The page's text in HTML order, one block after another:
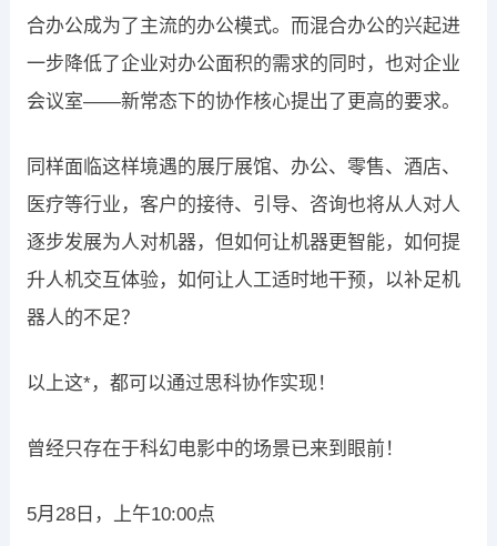
合办公成为了主流的办公模式。而混合办公的兴起进
一步降低了企业对办公面积的需求的同时，也对企业
会议室——新常态下的协作核心提出了更高的要求。
同样面临这样境遇的展厅展馆、办公、零售、酒店、
医疗等行业，客户的接待、引导、咨询也将从人对人
逐步发展为人对机器，但如何让机器更智能，如何提
升人机交互体验，如何让人工适时地干预，以补足机
器人的不足？
以上这*，都可以通过思科协作实现！
曾经只存在于科幻电影中的场景已来到眼前！
5月28日，上午10:00点